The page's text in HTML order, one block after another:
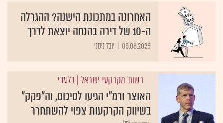
האחרונה במתכונת הישנה? ההגרלה
ה-10 של דירה בהנחה יוצאת לדרך
05.08.2025 יובל ניסני
רשות מקרקעי ישראל | בלעדי
האוצר ורמ"י הגיעו לסיכום, וה"פקק"
בשיווק הקרקעות צפוי להשתחרר